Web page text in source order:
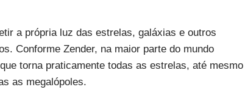
a própria luz das estrelas, galáxias e outros
Conforme Zender, na maior parte do mundo
torna praticamente todas as estrelas, até mesmo
as megalópoles.